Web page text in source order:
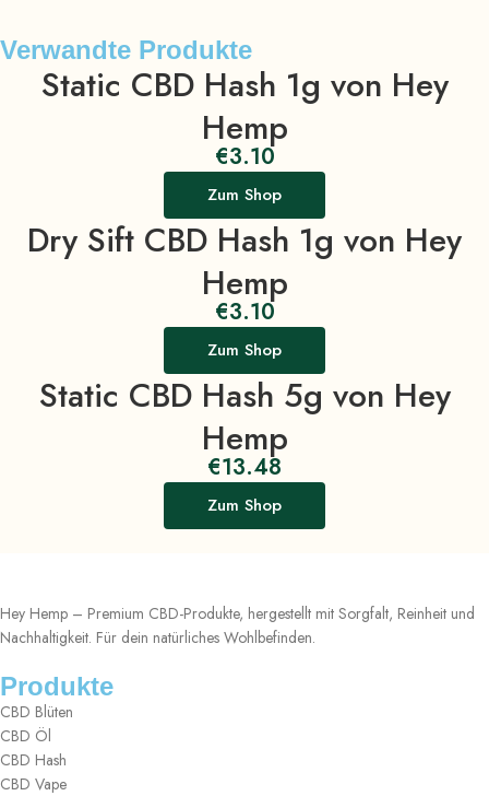
Verwandte Produkte
Static CBD Hash 1g von Hey
Hemp
€3.10
Zum Shop
Dry Sift CBD Hash 1g von Hey
Hemp
€3.10
Zum Shop
Static CBD Hash 5g von Hey
Hemp
€13.48
Zum Shop
Hey Hemp – Premium CBD-Produkte, hergestellt mit Sorgfalt, Reinheit und
Nachhaltigkeit. Für dein natürliches Wohlbefinden.
Produkte
CBD Blüten
CBD Öl
CBD Hash
CBD Vape